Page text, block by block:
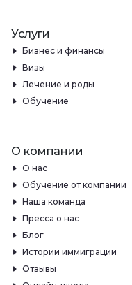
Услуги
Бизнес и финансы
Визы
Лечение и роды
Обучение
О компании
О нас
Обучение от компании
Наша команда
Пресса о нас
Блог
Истории иммиграции
Отзывы